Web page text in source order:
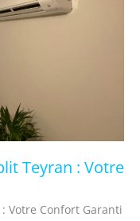
Teyran : Votre
Votre Confort Garanti